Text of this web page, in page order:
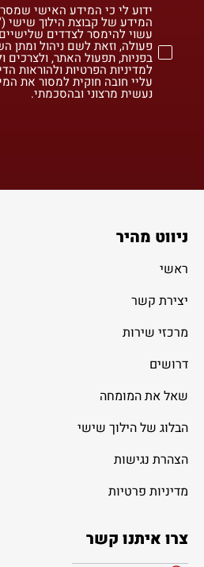
ידוע לי כי המידע האישי
המידע של קבוצת הילוך שישי
עשוי להימסר לצדדים
פעולה, וזאת לשם ניהול ומתן
בפניות, תפעול האתר,
למדיניות הפרטיות ולהוראות
עליי חובה חוקית למסור את
נעשית מרצוני ובהסכמתי.
ניווט מהיר
ראשי
יצירת קשר
מרכזי שירות
דרושים
שאל את המומחה
הבלוג של הילוך שישי
הצהרת נגישות
מדיניות פרטיות
צרו איתנו קשר